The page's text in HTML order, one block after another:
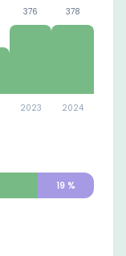
376
2023
378
2024
19 %